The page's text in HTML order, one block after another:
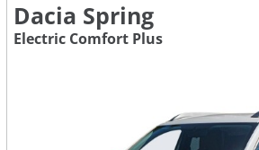
Dacia Spring
Electric Comfort Plus